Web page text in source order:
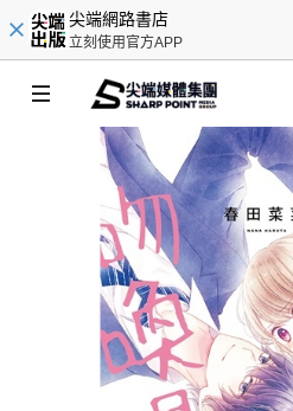
尖端網路書店
立刻使用官方APP